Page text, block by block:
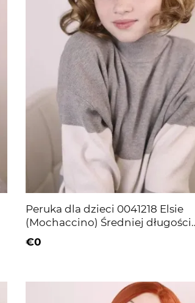
Peruka dla dzieci 0041218 Elsie
(Mochaccino) Średniej długości
sztuczne włosy russetowe
€0